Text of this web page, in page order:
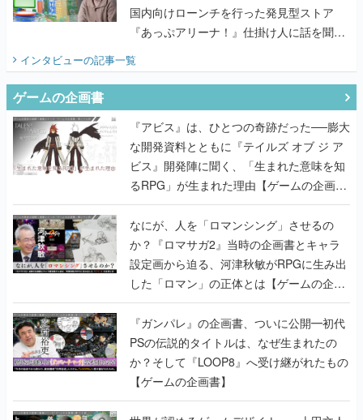
国内向けローンチを行った発見型ストア
『あっぷアリーナ！』仕掛け人に話を聞い
インタビューの記事一覧
ゲームの企画書
『アビス』は、ひとつの奇跡だった──膨大
な開発資料とともに『テイルズ オブ ジ ア
ビス』開発陣に聞く、「生まれた意味を知
るRPG」が生まれた理由【ゲームの企画
書】
なにが、人を「ロマンシング」させるの
か？『ロマサガ2』当時の企画書とキャラ
設定画から迫る、河津秋敏がRPGに生み出
した「ロマン」の正体とは【ゲームの企画
書】
『ガンパレ』の企画書、ついに公開━初代
PSの伝説的タイトルは、なぜ生まれたの
か？そして『LOOP8』へ受け継がれたもの
【ゲームの企画書】